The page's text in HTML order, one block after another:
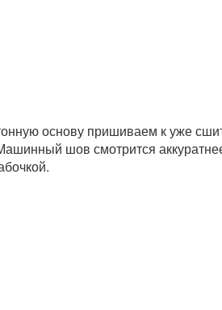
основу пришиваем к уже
шов смотрится